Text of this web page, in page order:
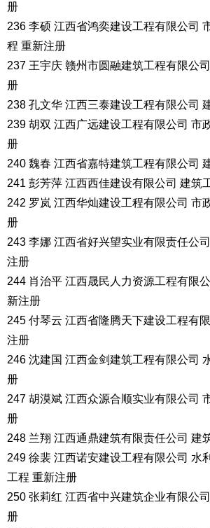
册
236 李硕 江西省鸿奕建设工程有限公司
程 重新注册
237 王宇庆 赣州市圆融建筑工程有限公
册
238 孔文华 江西三泰建设工程有限公司
239 胡双 江西广远建设工程有限公司 市
册
240 魏春 江西省嘉特建筑工程有限公司
241 彭芳萍 江西西佳建设有限公司 建筑
242 罗岚 江西华灿建设工程有限公司 市
册
243 李娜 江西省好兴望实业有限责任公
注册
244 肖治平 江西晟民人力资源工程有限
新注册
245 付琴云 江西省隆腾天下建设工程有
注册
246 沈建国 江西金剑建筑工程有限公司
册
247 胡漠斌 江西众源合顺实业有限公司
册
248 兰翔 江西通鼎建筑有限责任公司 建
249 徐裴 江西诺安建设工程有限公司 水
工程 重新注册
250 张莉红 江西省中兴建筑企业有限公
册